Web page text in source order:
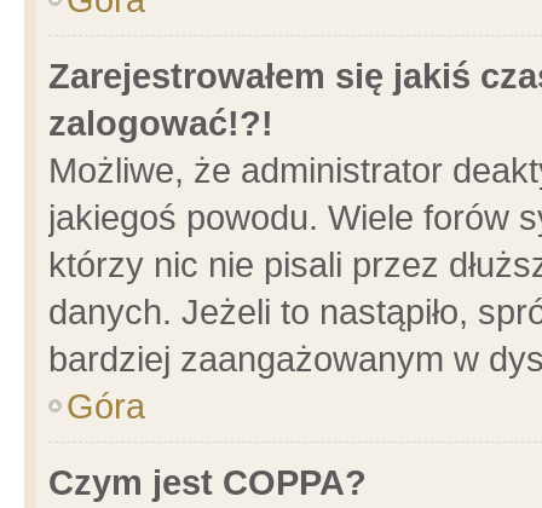
Zarejestrowałem się jakiś
zalogować!?!
Możliwe, że administrator
jakiegoś powodu. Wiele forów
którzy nic nie pisali przez
danych. Jeżeli to nastąpiło,
bardziej zaangażowanym w
Góra
Czym jest COPPA?